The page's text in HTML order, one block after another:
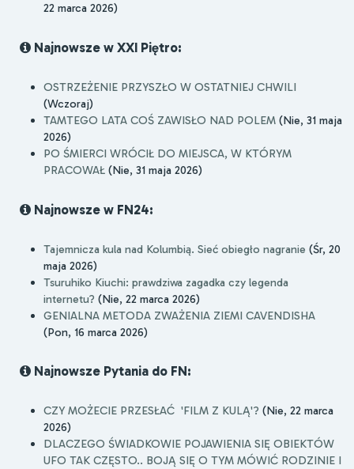
22 marca 2026)
Najnowsze w XXI Piętro:
OSTRZEŻENIE PRZYSZŁO W OSTATNIEJ CHWILI
(Wczoraj)
TAMTEGO LATA COŚ ZAWISŁO NAD POLEM (Nie, 31 maja
2026)
PO ŚMIERCI WRÓCIŁ DO MIEJSCA, W KTÓRYM
PRACOWAŁ (Nie, 31 maja 2026)
Najnowsze w FN24:
Tajemnicza kula nad Kolumbią. Sieć obiegło nagranie (Śr, 20
maja 2026)
Tsuruhiko Kiuchi: prawdziwa zagadka czy legenda
internetu? (Nie, 22 marca 2026)
GENIALNA METODA ZWAŻENIA ZIEMI CAVENDISHA
(Pon, 16 marca 2026)
Najnowsze Pytania do FN:
CZY MOŻECIE PRZESŁAĆ 'FILM Z KULĄ'? (Nie, 22 marca
2026)
DLACZEGO ŚWIADKOWIE POJAWIENIA SIĘ OBIEKTÓW
UFO TAK CZĘSTO.. BOJĄ SIĘ O TYM MÓWIĆ RODZINIE I